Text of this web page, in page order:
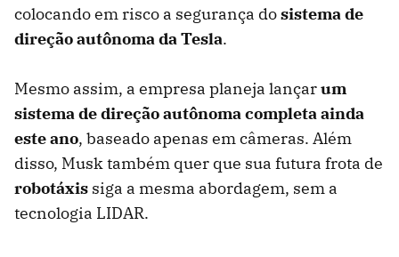
colocando em risco a segurança dosistema de
direção autônoma da Tesla.
Mesmo assim, a empresa planeja lançarum
sistema de direção autônoma completa ainda
este ano, baseado apenas em câmeras. Além
disso, Musk também quer que sua futura frota de
robotáxis siga a mesma abordagem, sem a
tecnologia LIDAR.